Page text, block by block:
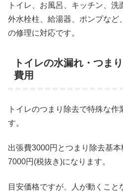
トイレ、お風呂、キッチン、
外水栓柱、給湯器、ポンプなど
の修理に対応です。
トイレの水漏れ・つま
費用
トイレのつまり除去で特殊な
す。
出張費3000円とつまり除去基
7000円(税抜き)になります。
目安価格ですが、人が動くこ